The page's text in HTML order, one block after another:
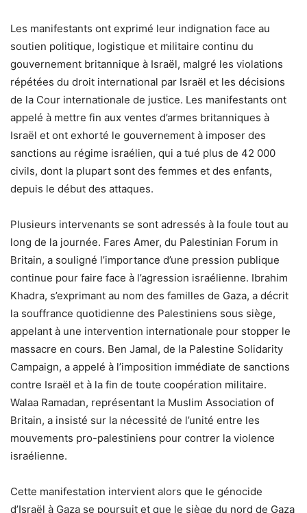
Les manifestants ont exprimé leur indignation face au
soutien politique, logistique et militaire continu du
gouvernement britannique à Israël, malgré les violations
répétées du droit international par Israël et les décisions
de la Cour internationale de justice. Les manifestants ont
appelé à mettre fin aux ventes d’armes britanniques à
Israël et ont exhorté le gouvernement à imposer des
sanctions au régime israélien, qui a tué plus de 42 000
civils, dont la plupart sont des femmes et des enfants,
depuis le début des attaques.
Plusieurs intervenants se sont adressés à la foule tout au
long de la journée. Fares Amer, du Palestinian Forum in
Britain, a souligné l’importance d’une pression publique
continue pour faire face à l’agression israélienne. Ibrahim
Khadra, s’exprimant au nom des familles de Gaza, a décrit
la souffrance quotidienne des Palestiniens sous siège,
appelant à une intervention internationale pour stopper le
massacre en cours. Ben Jamal, de la Palestine Solidarity
Campaign, a appelé à l’imposition immédiate de sanctions
contre Israël et à la fin de toute coopération militaire.
Walaa Ramadan, représentant la Muslim Association of
Britain, a insisté sur la nécessité de l’unité entre les
mouvements pro-palestiniens pour contrer la violence
israélienne.
Cette manifestation intervient alors que le génocide
d’Israël à Gaza se poursuit et que le siège du nord de Gaza